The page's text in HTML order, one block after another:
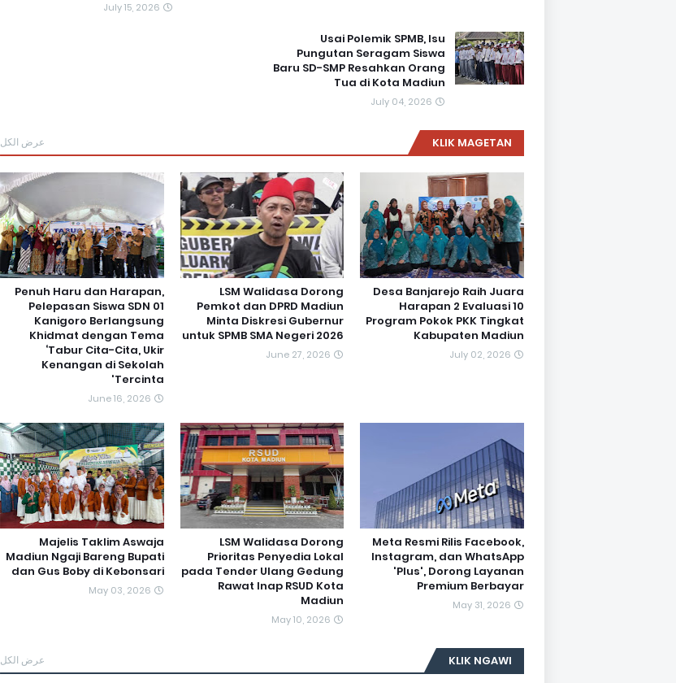
July 15, 2026
Usai Polemik SPMB, Isu
Pungutan Seragam Siswa
Baru SD-SMP Resahkan Orang
Tua di Kota Madiun
July 04, 2026
KLIK MAGETAN عرض الكل
Desa Banjarejo Raih Juara
Harapan 2 Evaluasi 10
Program Pokok PKK Tingkat
Kabupaten Madiun
July 02, 2026
LSM Walidasa Dorong
Pemkot dan DPRD Madiun
Minta Diskresi Gubernur
untuk SPMB SMA Negeri 2026
June 27, 2026
Penuh Haru dan Harapan,
Pelepasan Siswa SDN 01
Kanigoro Berlangsung
Khidmat dengan Tema
‘Tabur Cita-Cita, Ukir
Kenangan di Sekolah
Tercinta'
June 16, 2026
Meta Resmi Rilis Facebook,
Instagram, dan WhatsApp
'Plus', Dorong Layanan
Premium Berbayar
May 31, 2026
LSM Walidasa Dorong
Prioritas Penyedia Lokal
pada Tender Ulang Gedung
Rawat Inap RSUD Kota
Madiun
May 10, 2026
Majelis Taklim Aswaja
Madiun Ngaji Bareng Bupati
dan Gus Boby di Kebonsari
May 03, 2026
KLIK NGAWI عرض الكل